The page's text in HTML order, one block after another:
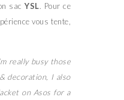
sacYSL. Pour ce
vous tente,
really busy those
decoration, I also
on Asos for a